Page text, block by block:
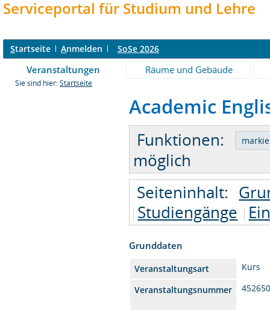
Serviceportal für Studium und Lehre
Startseite Anmelden SoSe 2026
Veranstaltungen Räume und Gebäude
Sie sind hier: Startseite
Academic
Funktionen:
möglich
Seiteninhalt:
Studiengänge
Grunddaten
Veranstaltungsart
Kurs
Veranstaltungsnummer